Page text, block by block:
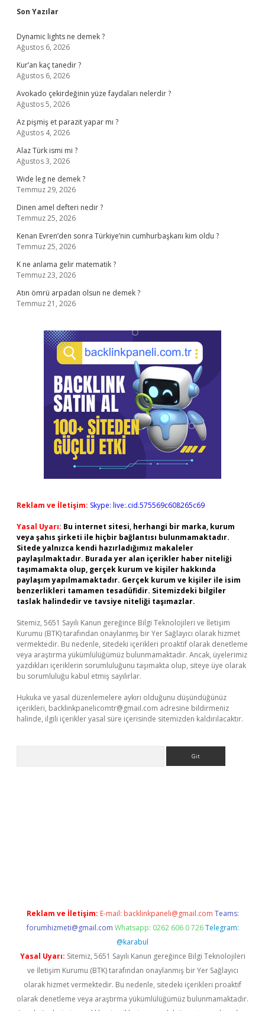
Sidebar
Son Yazılar
Dynamic lights ne demek ?
Ağustos 6, 2026
Kur’an kaç tanedir ?
Ağustos 6, 2026
Avokado çekirdeğinin yüze faydaları nelerdir ?
Ağustos 5, 2026
Az pişmiş et parazit yapar mı ?
Ağustos 4, 2026
Alaz Türk ismi mi ?
Ağustos 3, 2026
Wıde leg ne demek ?
Temmuz 29, 2026
Dinen amel defteri nedir ?
Temmuz 25, 2026
Kenan Evren’den sonra Türkiye’nin cumhurbaşkanı kim oldu ?
Temmuz 25, 2026
K ne anlama gelir matematik ?
Temmuz 23, 2026
Atın ömrü arpadan olsun ne demek ?
Temmuz 21, 2026
Reklam ve İletişim: Skype: live:.cid.575569c608265c69
Yasal Uyarı: Bu internet sitesi, herhangi bir marka, kurum
veya şahıs şirketi ile hiçbir bağlantısı bulunmamaktadır.
Sitede yalnızca kendi hazırladığımız makaleler
paylaşılmaktadır. Burada yer alan içerikler haber niteliği
taşımamakta olup, gerçek kurum ve kişiler hakkında
paylaşım yapılmamaktadır. Gerçek kurum ve kişiler ile isim
benzerlikleri tamamen tesadüfidir. Sitemizdeki bilgiler
taslak halindedir ve tavsiye niteliği taşımazlar.
Sitemiz, 5651 Sayılı Kanun gereğince Bilgi Teknolojileri ve İletişim
Kurumu (BTK) tarafından onaylanmış bir Yer Sağlayıcı olarak hizmet
vermektedir. Bu nedenle, sitedeki içerikleri proaktif olarak denetleme
veya araştırma yükümlülüğümüz bulunmamaktadır. Ancak, üyelerimiz
yazdıkları içeriklerin sorumluluğunu taşımakta olup, siteye üye olarak
bu sorumluluğu kabul etmiş sayılırlar.
Hukuka ve yasal düzenlemelere aykırı olduğunu düşündüğünüz
içerikleri, backlinkpanelicomtr@gmail.com adresine bildirmeniz
halinde, ilgili içerikler yasal süre içerisinde sitemizden kaldırılacaktır.
Reklam ve İletişim: E-mail: backlinkpaneli@gmail.com Teams:
forumhizmeti@gmail.com Whatsapp: 0262 606 0 726 Telegram:
@karabul
Yasal Uyarı: Sitemiz, 5651 Sayılı Kanun gereğince Bilgi Teknolojileri
ve İletişim Kurumu (BTK) tarafından onaylanmış bir Yer Sağlayıcı
olarak hizmet vermektedir. Bu nedenle, sitedeki içerikleri proaktif
olarak denetleme veya araştırma yükümlülüğümüz bulunmamaktadır.